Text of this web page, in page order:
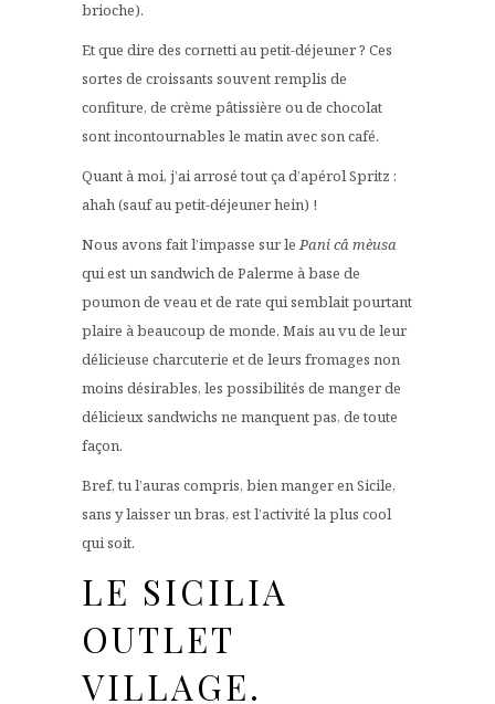
brioche).
Et que dire des cornetti au petit-déjeuner ? Ces
sortes de croissants souvent remplis de
confiture, de crème pâtissière ou de chocolat
sont incontournables le matin avec son café.
Quant à moi, j’ai arrosé tout ça d’apérol Spritz :
ahah (sauf au petit-déjeuner hein) !
Nous avons fait l’impasse sur lePani câ mèusa
qui est un sandwich de Palerme à base de
poumon de veau et de rate qui semblait pourtant
plaire à beaucoup de monde. Mais au vu de leur
délicieuse charcuterie et de leurs fromages non
moins désirables, les possibilités de manger de
délicieux sandwichs ne manquent pas, de toute
façon.
Bref, tu l’auras compris, bien manger en Sicile,
sans y laisser un bras, est l’activité la plus cool
qui soit.
LE SICILIA
OUTLET
VILLAGE.